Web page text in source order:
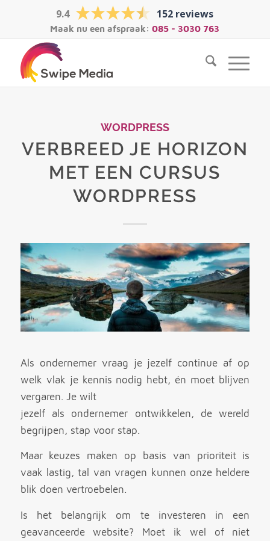
9.4 152 reviews
Maak nu een afspraak:085 - 3030 763
WORDPRESS
VERBREED JE HORIZON
MET EEN CURSUS
WORDPRESS
Als ondernemer vraag je jezelf continue af op
welk vlak je kennis nodig hebt, én moet blijven
vergaren. Je wilt
jezelf als ondernemer ontwikkelen, de wereld
begrijpen, stap voor stap.
Maar keuzes maken op basis van prioriteit is
vaak lastig, tal van vragen kunnen onze heldere
blik doen vertroebelen.
Is het belangrijk om te investeren in een
geavanceerde website? Moet ik wel of niet